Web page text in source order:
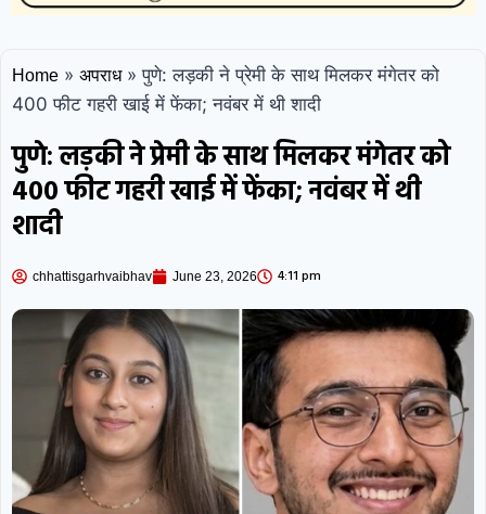
Home » अपराध » पुणे: लड़की ने प्रेमी के साथ मिलकर मंगेतर को
400 फीट गहरी खाई में फेंका; नवंबर में थी शादी
पुणे: लड़की ने प्रेमी के साथ मिलकर मंगेतर को
400 फीट गहरी खाई में फेंका; नवंबर में थी
शादी
chhattisgarhvaibhav June 23, 2026 4:11 pm